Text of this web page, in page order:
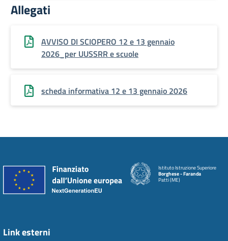
Allegati
AVVISO DI SCIOPERO 12 e 13 gennaio
2026_per UUSSRR e scuole
scheda informativa 12 e 13 gennaio 2026
Istituto Istruzione Superiore
Borghese - Faranda
Patti (ME)
Link esterni